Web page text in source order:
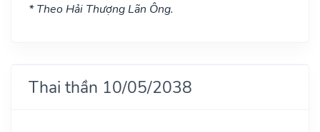
* Theo Hải Thượng Lãn Ông.
Thai thần 10/05/2038